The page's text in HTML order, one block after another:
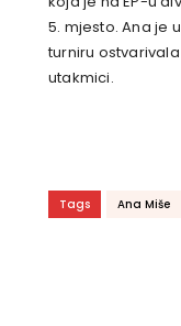
5. mjesto. Ana je
turniru ostvarivala
utakmici.
Tags Ana Miše